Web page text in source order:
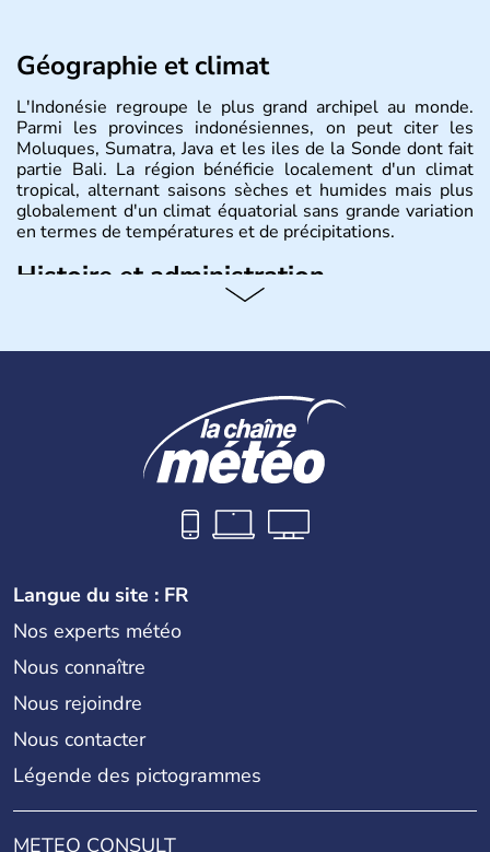
Géographie et climat
L'Indonésie regroupe le plus grand archipel au monde.
Parmi les provinces indonésiennes, on peut citer les
Moluques, Sumatra, Java et les iles de la Sonde dont fait
partie Bali. La région bénéficie localement d'un climat
tropical, alternant saisons sèches et humides mais plus
globalement d'un climat équatorial sans grande variation
en termes de températures et de précipitations.
Histoire et administration
6000 sont habitées. C'est en 1945 que son
200 millions d'habitants, élevés dans le respect des
cultures et le culte du corps, notamment au travers des
célèbres danses indonésiennes.
Langue du site : FR
Nos experts météo
Nous connaître
Nous rejoindre
Nous contacter
Légende des pictogrammes
METEO CONSULT